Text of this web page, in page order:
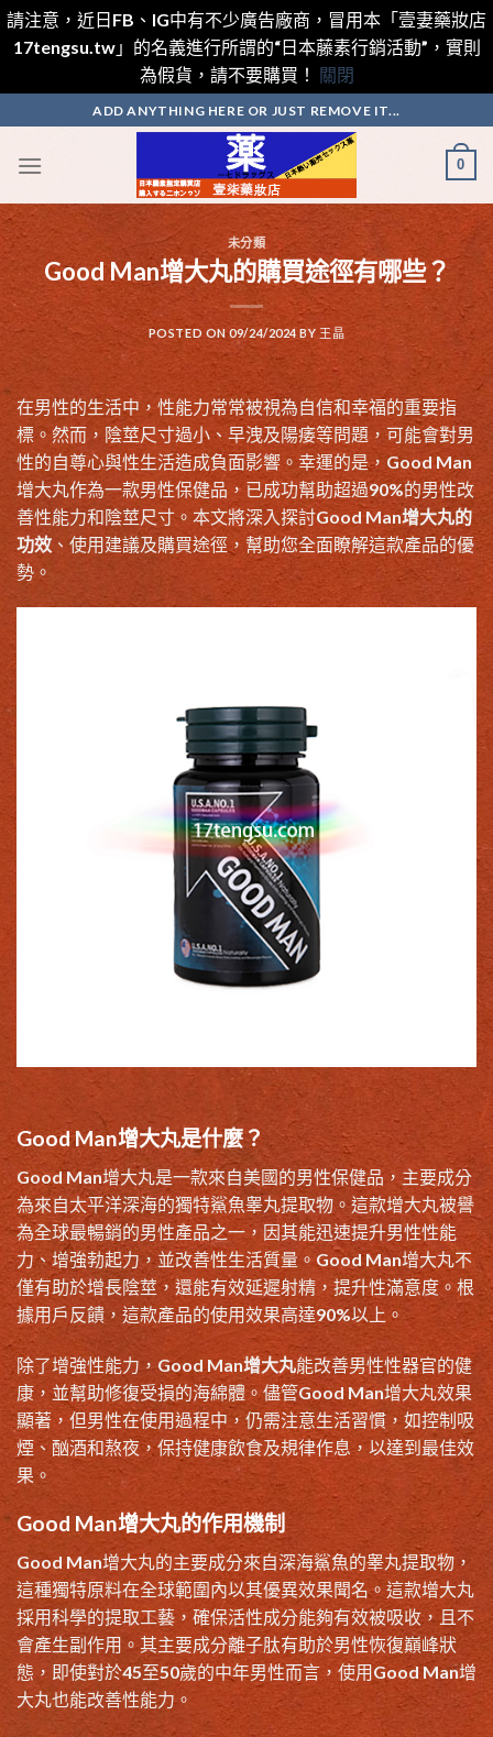
請注意，近日FB、IG中有不少廣告廠商，冒用本「壹妻藥妝店
17tengsu.tw」的名義進行所謂的“日本藤素行銷活動”，實則
為假貨，請不要購買！ 關閉
to
content
ADD ANYTHING HERE OR JUST REMOVE IT...
0
未分類
Good Man增大丸的購買途徑有哪些？
POSTED ON09/24/2024 BY 王晶
在男性的生活中，性能力常常被視為自信和幸福的重要指
標。然而，陰莖尺寸過小、早洩及陽痿等問題，可能會對男
性的自尊心與性生活造成負面影響。幸運的是，Good Man
增大丸作為一款男性保健品，已成功幫助超過90%的男性改
善性能力和陰莖尺寸。本文將深入探討Good Man增大丸的
功效 、使用建議及購買途徑，幫助您全面瞭解這款產品的優
勢。
Good Man增大丸是什麼？
Good Man增大丸是一款來自美國的男性保健品，主要成分
為來自太平洋深海的獨特鯊魚睾丸提取物。這款增大丸被譽
為全球最暢銷的男性產品之一，因其能迅速提升男性性能
力、增強勃起力，並改善性生活質量。Good Man增大丸不
僅有助於增長陰莖，還能有效延遲射精，提升性滿意度。根
據用戶反饋，這款產品的使用效果高達90%以上。
除了增強性能力，Good Man增大丸能改善男性性器官的健
康，並幫助修復受損的海綿體。儘管Good Man增大丸效果
顯著，但男性在使用過程中，仍需注意生活習慣，如控制吸
煙、酗酒和熬夜，保持健康飲食及規律作息，以達到最佳效
果。
Good Man增大丸的作用機制
Good Man增大丸的主要成分來自深海鯊魚的睾丸提取物，
這種獨特原料在全球範圍內以其優異效果聞名。這款增大丸
採用科學的提取工藝，確保活性成分能夠有效被吸收，且不
會產生副作用。其主要成分離子肽有助於男性恢復巔峰狀
態，即使對於45至50歲的中年男性而言，使用Good Man增
大丸也能改善性能力。